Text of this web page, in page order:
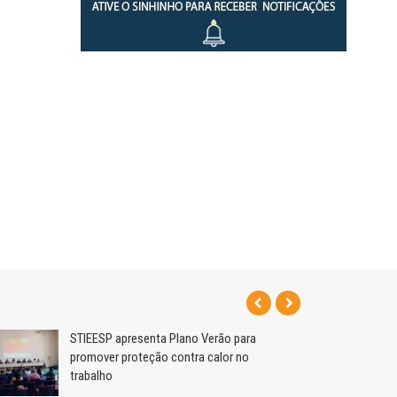
STIEESP apresenta Plano Verão para
promover proteção contra calor no
trabalho